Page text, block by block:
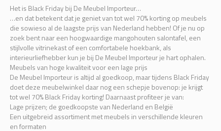
Het is Black Friday bij De Meubel Importeur…
…en dat betekent dat je geniet van tot wel 70% korting op meubels
die sowieso al de laagste prijs van Nederland hebben! Of je nu op
zoek bent naar een hoogwaardige mangohouten salontafel, een
stijlvolle vitrinekast of een comfortabele hoekbank, als
interieurliefhebber kun je bij De Meubel Importeur je hart ophalen.
Meubels van hoge kwaliteit voor een lage prijs
De Meubel Importeur is altijd al goedkoop, maar tijdens Black Friday
doet deze meubelwinkel daar nog een schepje bovenop: je krijgt
tot wel 70% Black Friday korting! Daarnaast profiteer je van:
Lage prijzen; de goedkoopste van Nederland en België
Een uitgebreid assortiment met meubels in verschillende kleuren
en formaten